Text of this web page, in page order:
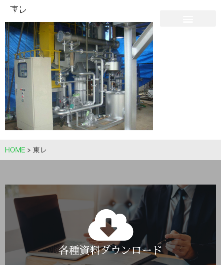
東レ
HOME > 東レ
各種資料ダウンロード
Click Here